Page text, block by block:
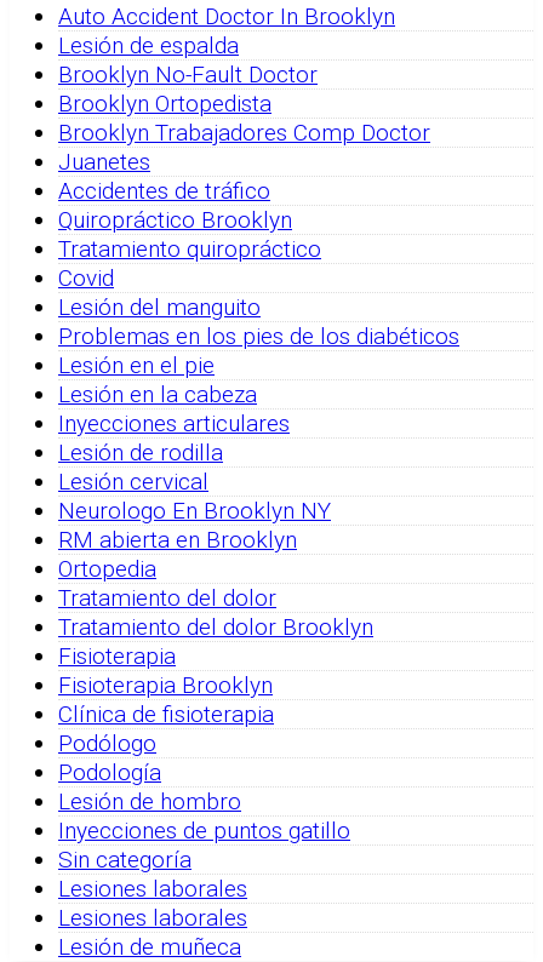
Auto Accident Doctor In Brooklyn
Lesión de espalda
Brooklyn No-Fault Doctor
Brooklyn Ortopedista
Brooklyn Trabajadores Comp Doctor
Juanetes
Accidentes de tráfico
Quiropráctico Brooklyn
Tratamiento quiropráctico
Covid
Lesión del manguito
Problemas en los pies de los diabéticos
Lesión en el pie
Lesión en la cabeza
Inyecciones articulares
Lesión de rodilla
Lesión cervical
Neurologo En Brooklyn NY
RM abierta en Brooklyn
Ortopedia
Tratamiento del dolor
Tratamiento del dolor Brooklyn
Fisioterapia
Fisioterapia Brooklyn
Clínica de fisioterapia
Podólogo
Podología
Lesión de hombro
Inyecciones de puntos gatillo
Sin categoría
Lesiones laborales
Lesiones laborales
Lesión de muñeca